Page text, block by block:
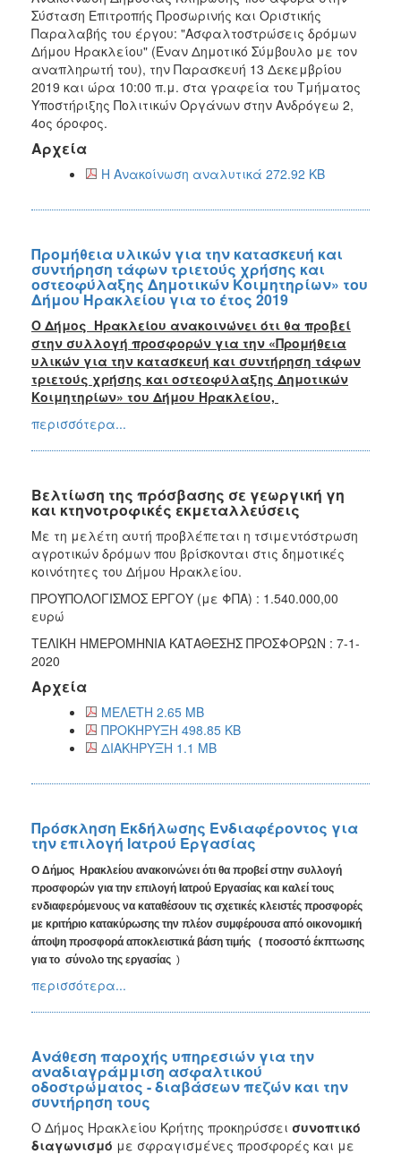
Σύσταση Επιτροπής Προσωρινής και Οριστικής
Παραλαβής του έργου: "Ασφαλτοστρώσεις δρόμων
Δήμου Ηρακλείου" (Έναν Δημοτικό Σύμβουλο με τον
αναπληρωτή του), την Παρασκευή 13 Δεκεμβρίου
2019 και ώρα 10:00 π.μ. στα γραφεία του Τμήματος
Υποστήριξης Πολιτικών Οργάνων στην Ανδρόγεω 2,
4ος όροφος.
Αρχεία
Η Ανακοίνωση αναλυτικά 272.92 KB
Προμήθεια υλικών για την κατασκευή και
συντήρηση τάφων τριετούς χρήσης και
οστεοφύλαξης Δημοτικών Κοιμητηρίων» του
Δήμου Ηρακλείου για το έτος 2019
Ο Δήμος Ηρακλείου ανακοινώνει ότι θα προβεί
στην συλλογή προσφορών για την «Προμήθεια
υλικών για την κατασκευή και συντήρηση τάφων
τριετούς χρήσης και οστεοφύλαξης Δημοτικών
Κοιμητηρίων» του Δήμου Ηρακλείου,
περισσότερα...
Βελτίωση της πρόσβασης σε γεωργική γη
και κτηνοτροφικές εκμεταλλεύσεις
Με τη μελέτη αυτή προβλέπεται η τσιμεντόστρωση
αγροτικών δρόμων που βρίσκονται στις δημοτικές
κοινότητες του Δήμου Ηρακλείου.
ΠΡΟΫΠΟΛΟΓΙΣΜΟΣ ΕΡΓΟΥ (με ΦΠΑ) : 1.540.000,00
ευρώ
ΤΕΛΙΚΗ ΗΜΕΡΟΜΗΝΙΑ ΚΑΤΑΘΕΣΗΣ ΠΡΟΣΦΟΡΩΝ : 7-1-
2020
Αρχεία
ΜΕΛΕΤΗ 2.65 MB
ΠΡΟΚΗΡΥΞΗ 498.85 KB
ΔΙΑΚΗΡΥΞΗ 1.1 MB
Πρόσκληση Εκδήλωσης Ενδιαφέροντος για
την επιλογή Ιατρού Εργασίας
Ο Δήμος Ηρακλείου ανακοινώνει ότι θα προβεί στην συλλογή
προσφορών για την επιλογή Ιατρού Εργασίας και καλεί τους
ενδιαφερόμενους να καταθέσουν τις σχετικές κλειστές προσφορές
με κριτήριο κατακύρωσης την πλέον συμφέρουσα από οικονομική
άποψη προσφορά αποκλειστικά βάση τιμής ( ποσοστό έκπτωσης
για το σύνολο της εργασίας )
περισσότερα...
Ανάθεση παροχής υπηρεσιών για την
αναδιαγράμμιση ασφαλτικού
οδοστρώματος - διαβάσεων πεζών και την
συντήρηση τους
Ο Δήμος Ηρακλείου Κρήτης προκηρύσσει συνοπτικό
διαγωνισμό με σφραγισμένες προσφορές και με